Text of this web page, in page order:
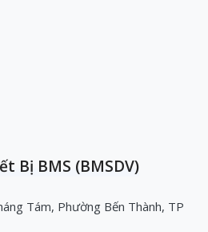
Bị BMS (BMSDV)
Tám, Phường Bến Thành, TP